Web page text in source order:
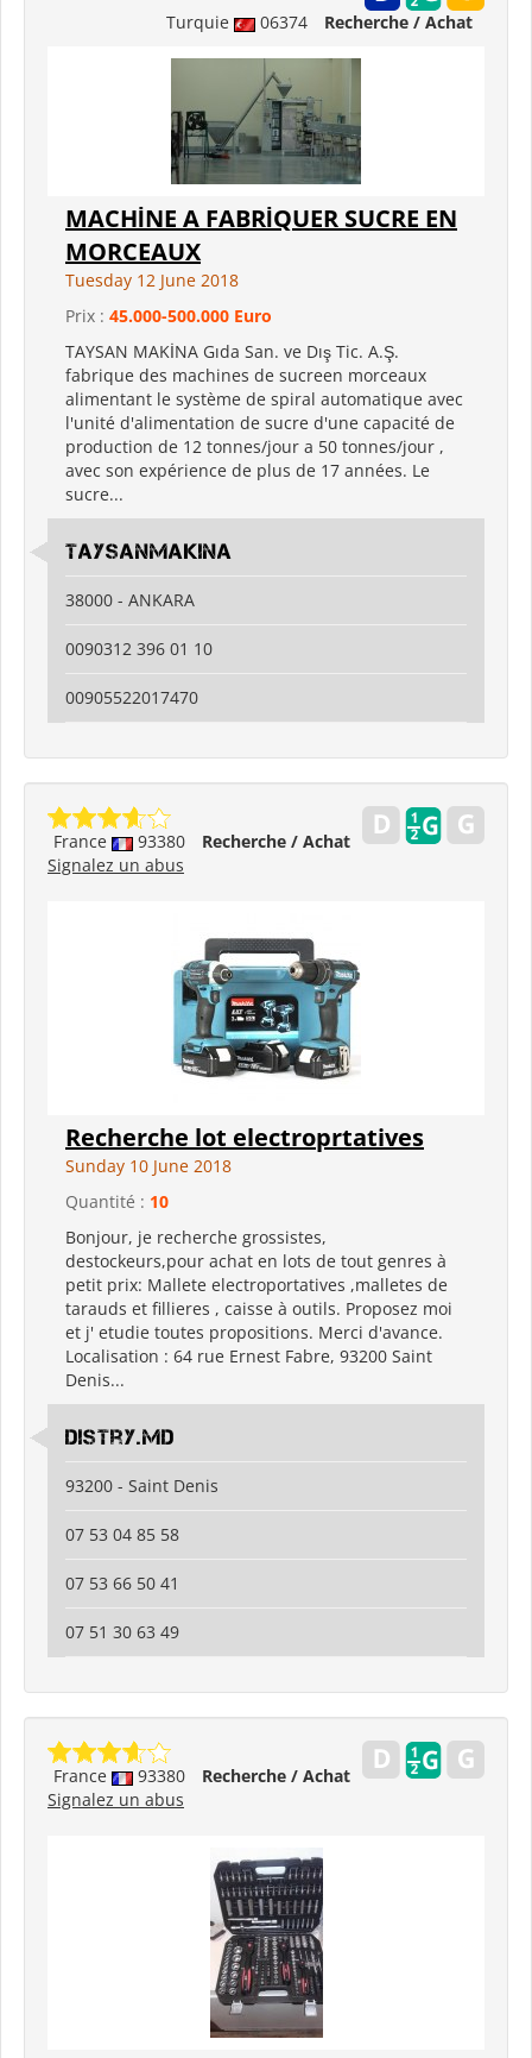
Turquie 06374 Recherche / Achat
MACHİNE A FABRİQUER SUCRE EN
MORCEAUX
Tuesday 12 June 2018
Prix : 45.000-500.000 Euro
TAYSAN MAKİNA Gıda San. ve Dış Tic. A.Ş.
fabrique des machines de sucreen morceaux
alimentant le système de spiral automatique avec
l'unité d'alimentation de sucre d'une capacité de
production de 12 tonnes/jour a 50 tonnes/jour ,
avec son expérience de plus de 17 années. Le
sucre...
Taysanmakina
38000 - ANKARA
0090312 396 01 10
00905522017470
France 93380
Recherche / Achat
Signalez un abus
Recherche lot electroprtatives
Sunday 10 June 2018
Quantité : 10
Bonjour, je recherche grossistes,
destockeurs,pour achat en lots de tout genres à
petit prix: Mallete electroportatives ,malletes de
tarauds et fillieres , caisse à outils. Proposez moi
et j' etudie toutes propositions. Merci d'avance.
Localisation : 64 rue Ernest Fabre, 93200 Saint
Denis...
Distry.md
93200 - Saint Denis
07 53 04 85 58
07 53 66 50 41
07 51 30 63 49
France 93380
Recherche / Achat
Signalez un abus